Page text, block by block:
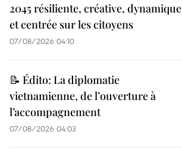
2045 résiliente, créative, dynamique
et centrée sur les citoyens
07/08/2026 04:10
📝 Édito: La diplomatie
vietnamienne, de l’ouverture à
l’accompagnement
07/08/2026 04:03